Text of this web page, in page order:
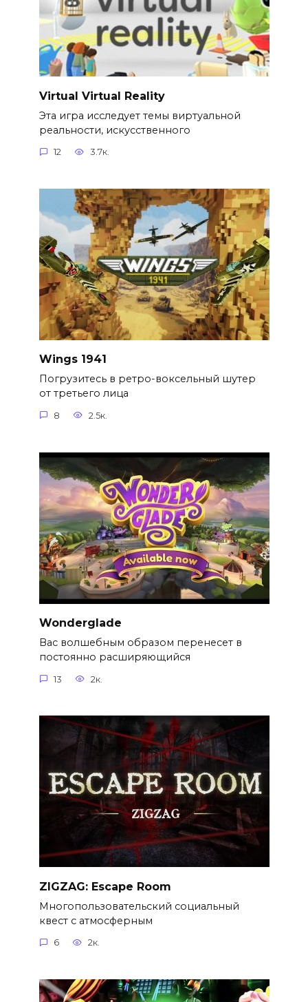
Virtual Virtual Reality
Эта игра исследует темы виртуальной
реальности, искусственного
12 3.7к.
Wings 1941
Погрузитесь в ретро-воксельный шутер
от третьего лица
8 2.5к.
Wonderglade
Вас волшебным образом перенесет в
постоянно расширяющийся
13 2к.
ZIGZAG: Escape Room
Многопользовательский социальный
квест с атмосферным
6 2к.